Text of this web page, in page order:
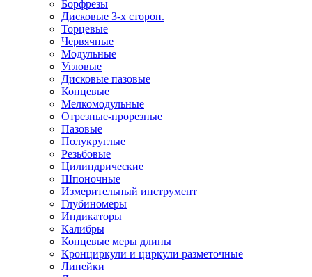
Борфрезы
Дисковые 3-х сторон.
Торцевые
Червячные
Модульные
Угловые
Дисковые пазовые
Концевые
Мелкомодульные
Отрезные-прорезные
Пазовые
Полукруглые
Резьбовые
Цилиндрические
Шпоночные
Измерительный инструмент
Глубиномеры
Индикаторы
Калибры
Концевые меры длины
Кронциркули и циркули разметочные
Линейки